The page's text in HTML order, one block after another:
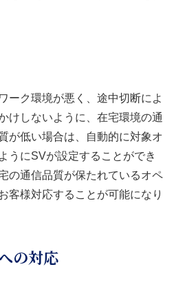
ーク環境が悪く、途中切断によ
けしないように、在宅環境の通
が低い場合は、自動的に対象オ
うにSVが設定することができ
の通信品質が保たれているオペ
客様対応することが可能になり
の対応